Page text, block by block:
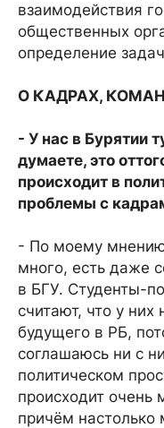
взаимодействия
общественных
определение
О КАДРАХ,
- У нас в Бурятии
думаете, это
происходит в
проблемы с
- По моему
много, есть даже
в БГУ. Студенты-
считают, что у них
будущего в РБ,
соглашаюсь ни с
политическом
происходит очень
причём настолько